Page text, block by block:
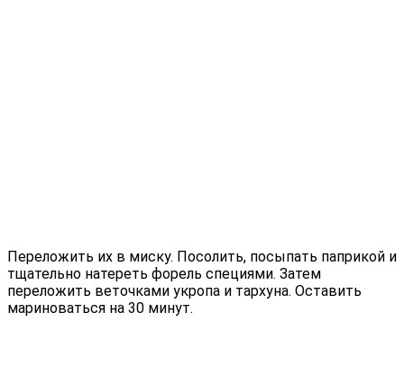
Переложить их в миску. Посолить, посыпать паприкой и
тщательно натереть форель специями. Затем
переложить веточками укропа и тархуна. Оставить
мариноваться на 30 минут.